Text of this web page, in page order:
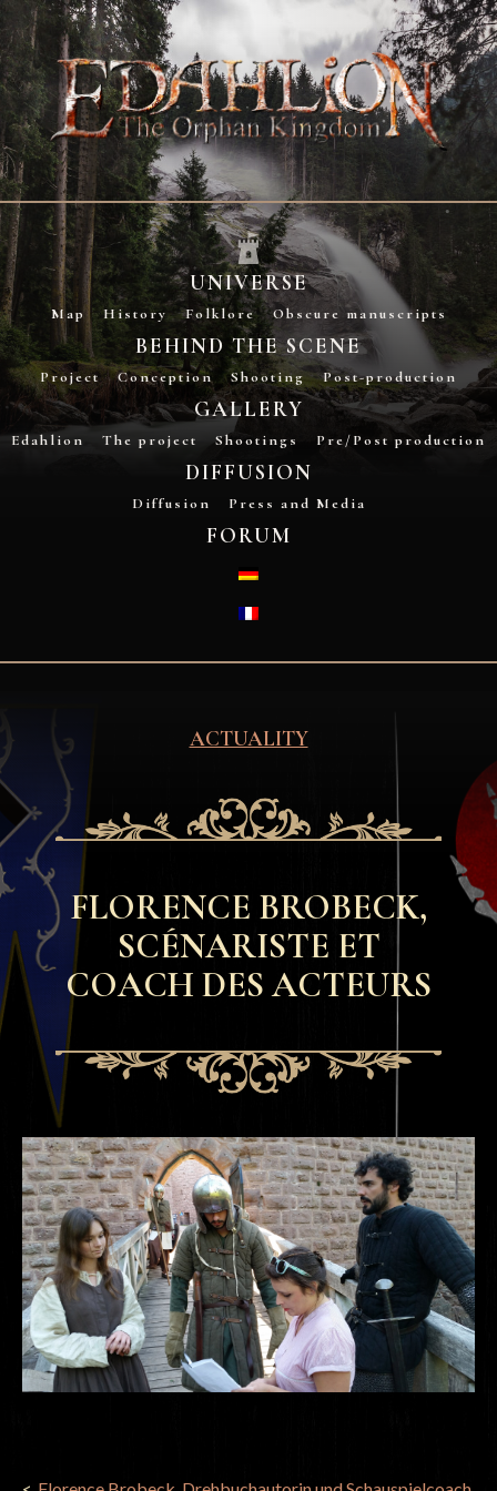
UNIVERSE
Map History Folklore Obscure manuscripts
BEHIND THE SCENE
Project Conception Shooting Post-production
GALLERY
Edahlion The project Shootings Pre/Post production
DIFFUSION
Diffusion Press and Media
FORUM
ACTUALITY
FLORENCE BROBECK,
SCÉNARISTE ET
COACH DES ACTEURS